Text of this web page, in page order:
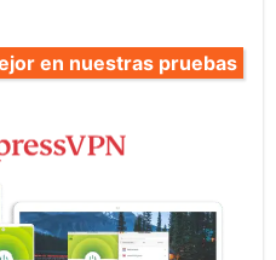
en nuestras pruebas